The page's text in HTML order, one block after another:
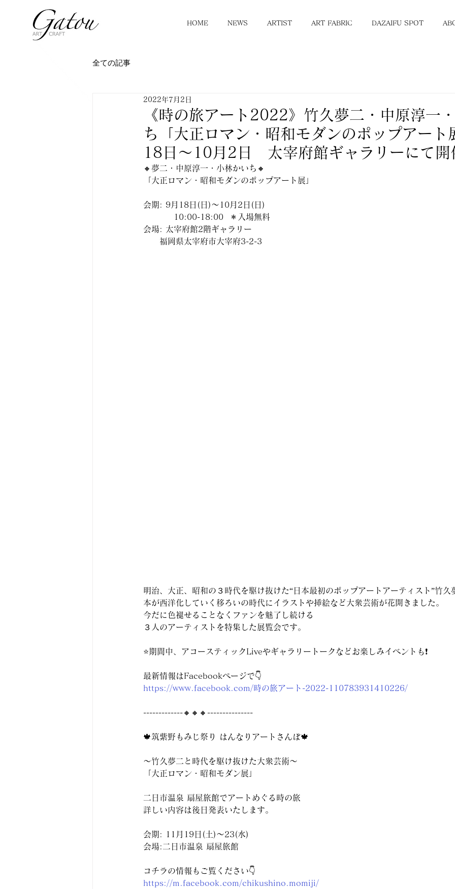
HOME NEWS ARTIST ART FABRIC DAZAIFU SPOT
全ての記事
《時の旅アート2022》竹久夢二・中原淳一
ち「大正ロマン・昭和モダンのポップアート
18日〜10月2日 太宰府館ギャラリーにて開
2022年7月2日
🔸夢二・中原淳一・小林かいち🔸
「大正ロマン・昭和モダンのポップアート展」
会期: 9月18日(日)〜10月2日(日)
          10:00-18:00  ＊入場無料
会場: 太宰府館2階ギャラリー
福岡県太宰府市大宰府3-2-3
明治、大正、昭和の３時代を駆け抜けた“日本最初のポップアートアーティスト”竹久
本が西洋化していく移ろいの時代にイラストや挿絵など大衆芸術が花開きました。
今だに色褪せることなくファンを魅了し続ける
３人のアーティストを特集した展覧会です。
⭐️期間中、アコースティックLiveやギャラリートークなどお楽しみイベントも❗️
最新情報はFacebookページで👇
https://www.facebook.com/時の旅アート-2022-110783931410226/
-------------🔸🔸🔸---------------
🍁筑紫野もみじ祭り はんなりアートさんぼ🍁
〜竹久夢二と時代を駆け抜けた大衆芸術〜
「大正ロマン・昭和モダン展」
二日市温泉 扇屋旅館でアートめぐる時の旅
詳しい内容は後日発表いたします。
会期: 11月19日(土)〜23(水)
会場:二日市温泉 扇屋旅館
コチラの情報もご覧ください👇
https://m.facebook.com/chikushino.momiji/